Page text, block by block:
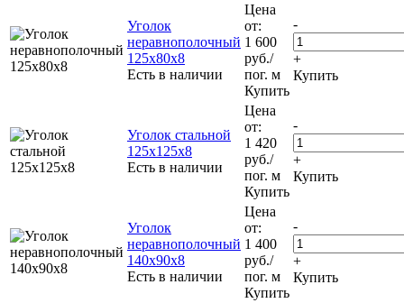
Уголок
неравнополочный
125х80х8
Есть в наличии
Цена
от:
1 600
руб./
пог. м
Купить
-
+
Купить
Уголок стальной
125х125х8
Есть в наличии
Цена
от:
1 420
руб./
пог. м
Купить
-
+
Купить
Уголок
неравнополочный
140х90х8
Есть в наличии
Цена
от:
1 400
руб./
пог. м
Купить
-
+
Купить